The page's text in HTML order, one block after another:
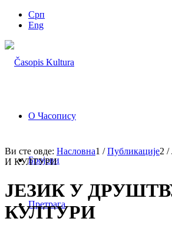
Срп
Eng
О Часопису
Бројеви
Претрага
Ви сте овде: Насловна1 / Публикације2 /
И КУЛТУРИ
ЈЕЗИК У
КУЛТУРИ